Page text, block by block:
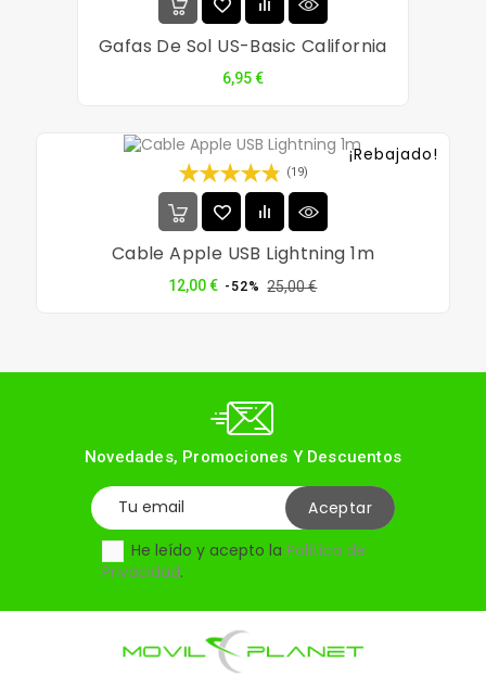
Gafas De Sol US-Basic California
6,95 €Precio
¡Rebajado!
(19)
Cable Apple USB Lightning 1m
12,00 € Precio
-52% 25,00 €Precio
Novedades, Promociones Y Descuentos
He leído y acepto la Política de
Privacidad.